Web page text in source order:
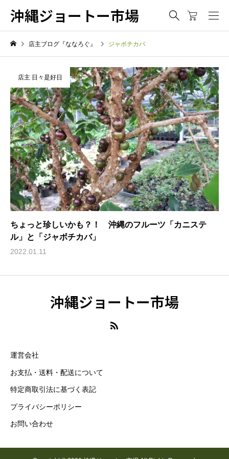
沖縄ジョートー市場
店主ブログ『ななろぐ』 ジャボチカバ
ちょっと珍しいかも？！ 沖縄のフルーツ「カニステ
ル」と「ジャボチカバ」
2022.01.11
店主 日々是好日
沖縄ジョートー市場
運営会社
お支払・送料・配送について
特定商取引法に基づく表記
プライバシーポリシー
お問い合わせ